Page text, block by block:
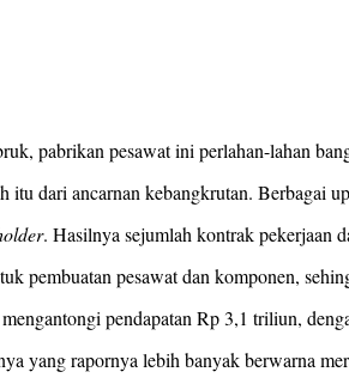
pabrikan pesawat ini perlahan-lahan
itu dari ancarnan kebangkrutan. Berbagai
. Hasilnya sejumlah kontrak pekerjaan
pembuatan pesawat dan komponen,
pendapatan Rp 3,1 triliun,
yang rapornya lebih banyak berwarna